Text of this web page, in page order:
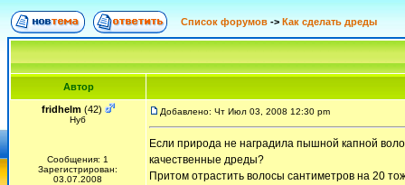
Список форумов -> Как сделать дреды
Автор
fridhelm(42)
Нуб
Сообщения: 1
Зарегистрирован:
03.07.2008
Добавлено: Чт Июл 03, 2008 12:30 pm
Если природа не наградила пышной капной
качественные дреды?
Притом отрастить волосы сантиметров на 20